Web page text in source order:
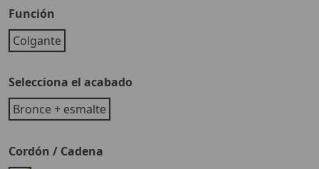
Función
Colgante
Selecciona el acabado
Bronce + esmalte
Cordón / Cadena